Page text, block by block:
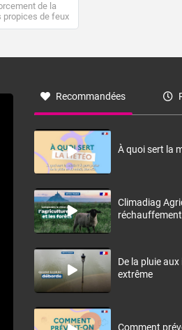
de la
propices de feux
? Quelles sont
Roussillon à la
d’où
Recommandées
À quoi sert la
Climadiag
De la pluie
extrême
Comment